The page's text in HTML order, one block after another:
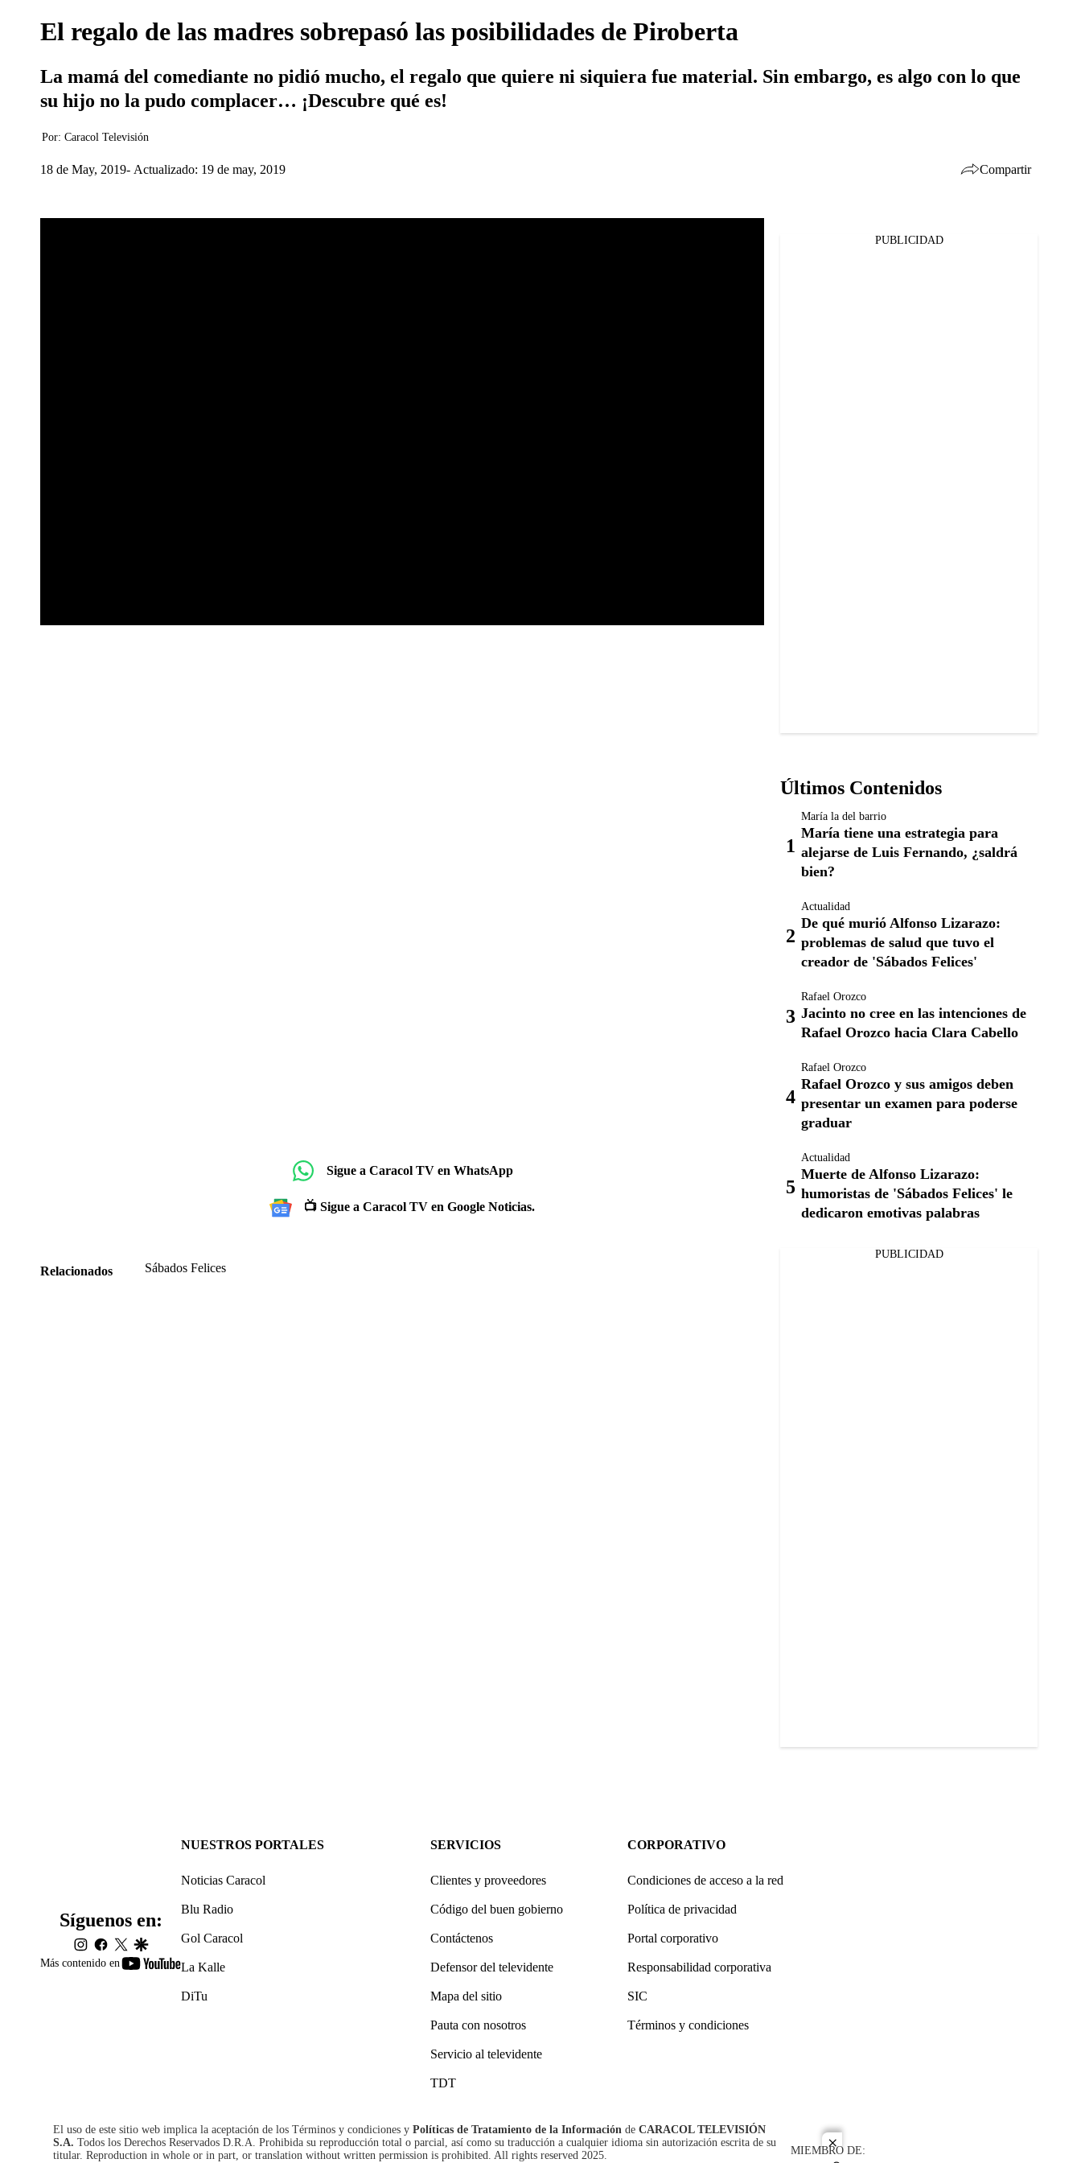
close
El regalo de las madres sobrepasó las posibilidades de Piroberta
La mamá del comediante no pidió mucho, el regalo que quiere ni siquiera fue material. Sin embargo, es algo con lo que
su hijo no la pudo complacer… ¡Descubre qué es!
Por: Caracol Televisión
18 de May, 2019 Actualizado: 19 de may, 2019 Compartir
Sigue a Caracol TV en WhatsApp
📺 Sigue a Caracol TV en Google Noticias.
Relacionados Sábados Felices
PUBLICIDAD
Últimos Contenidos
María la del barrio
María tiene una estrategia para
alejarse de Luis Fernando, ¿saldrá
bien?
Actualidad
De qué murió Alfonso Lizarazo:
problemas de salud que tuvo el
creador de 'Sábados Felices'
Rafael Orozco
Jacinto no cree en las intenciones de
Rafael Orozco hacia Clara Cabello
Rafael Orozco
Rafael Orozco y sus amigos deben
presentar un examen para poderse
graduar
Actualidad
Muerte de Alfonso Lizarazo:
humoristas de 'Sábados Felices' le
dedicaron emotivas palabras
PUBLICIDAD
Más contenido en
youtube-
Síguenos en:
instagram
facebook
twittergoogle
NUESTROS PORTALES
Noticias Caracol
Blu Radio
Gol Caracol
La Kalle
DiTu
SERVICIOS
Clientes y proveedores
Código del buen gobierno
Contáctenos
Defensor del televidente
Mapa del sitio
Pauta con nosotros
Servicio al televidente
TDT
CORPORATIVO
Condiciones de acceso a la red
Política de privacidad
Portal corporativo
Responsabilidad corporativa
SIC
Términos y condiciones
El uso de este sitio web implica la aceptación de los Términos y condiciones y Políticas de Tratamiento de la Información de CARACOL TELEVISIÓN
S.A. Todos los Derechos Reservados D.R.A. Prohibida su reproducción total o parcial, así como su traducción a cualquier idioma sin autorización escrita de su
titular. Reproduction in whole or in part, or translation without written permission is prohibited. All rights reserved 2025.
MIEMBRO DE: